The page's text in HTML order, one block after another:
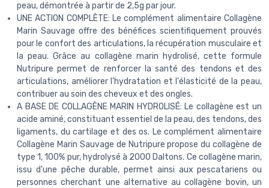
peau, démontrée à partir de 2,5g par jour.
UNE ACTION COMPLÈTE: Le complément alimentaire Collagène
Marin Sauvage offre des bénéfices scientifiquement prouvés
pour le confort des articulations, la récupération musculaire et
la peau. Grâce au collagène marin hydrolisé, cette formule
Nutripure permet de renforcer la santé des tendons et des
articulations, améliorer l'hydratation et l'élasticité de la peau,
contribuer au soin des cheveux et des ongles.
A BASE DE COLLAGÈNE MARIN HYDROLISÉ: Le collagène est un
acide aminé, constituant essentiel de la peau, des tendons, des
ligaments, du cartilage et des os. Le complément alimentaire
Collagène Marin Sauvage de Nutripure propose du collagène de
type 1, 100% pur, hydrolysé à 2000 Daltons. Ce collagène marin,
issu d'une pêche durable, permet ainsi aux pescatariens ou
personnes cherchant une alternative au collagène bovin, un